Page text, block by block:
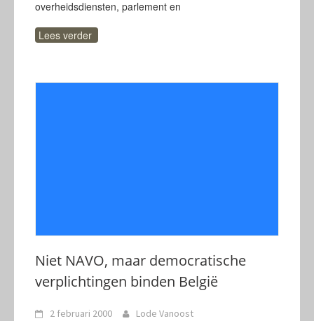
overheidsdiensten, parlement en
Lees verder
Niet NAVO, maar democratische
verplichtingen binden België
2 februari 2000 Lode Vanoost